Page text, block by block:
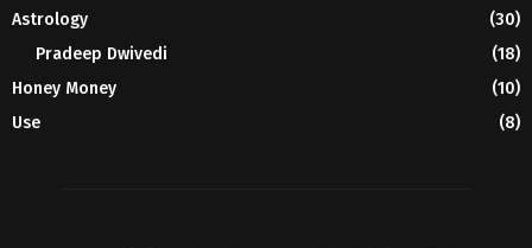
Astrology
(30)
Pradeep Dwivedi
(18)
Honey Money
(10)
Use
(8)